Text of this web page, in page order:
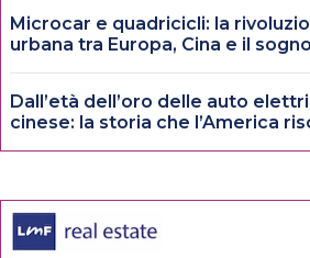
Microcar e quadricicli: la
urbana tra Europa, Cina e il
Dall’età dell’oro delle auto
cinese: la storia che l’America